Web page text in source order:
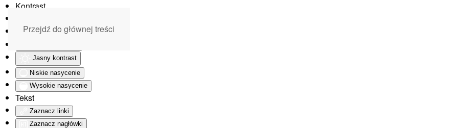
Kontrast
Monochromatyczny
Jasny kontrast
Niskie nasycenie
Wysokie nasycenie
Tekst
Zaznacz linki
Zaznacz nagłówki
Przejdź do głównej treści